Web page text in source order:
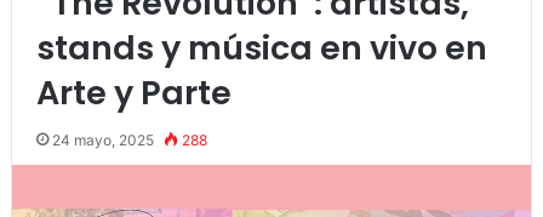
stands y música en vivo en
Arte y Parte
24 mayo, 2025 288